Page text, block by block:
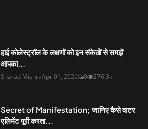
हाई कोलेस्ट्रॉल के लक्षणों को इन संकेतों से समझें
आपका...
Sharad MishraApr 01, 2026 0 276.3k
Secret of Manifestation; जानिए कैसे वाटर
एलिमेंट पूरी करता...